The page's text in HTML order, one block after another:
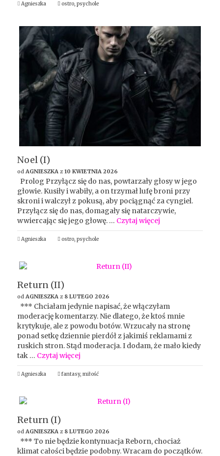
Agnieszka ostro, psychole
Noel (I)
od AGNIESZKA z 10 KWIETNIA 2026
Prolog Przyłącz się do nas, powtarzały głosy w jego
głowie. Kusiły i wabiły, a on trzymał lufę broni przy
skroni i walczył z pokusą, aby pociągnąć za cyngiel.
Przyłącz się do nas, domagały się natarczywie,
wwiercając się jego głowę. … Czytaj więcej
Agnieszka ostro, psychole
Return (II)
od AGNIESZKA z 8 LUTEGO 2026
*** Chciałam jedynie napisać, że włączyłam
moderację komentarzy. Nie dlatego, że ktoś mnie
krytykuje, ale z powodu botów. Wrzucały na stronę
ponad setkę dziennie pierdół z jakimiś reklamami z
ruskich stron. Stąd moderacja. I dodam, że mało kiedy
tak … Czytaj więcej
Agnieszka fantasy, miłość
Return (I)
od AGNIESZKA z 8 LUTEGO 2026
*** To nie będzie kontynuacja Reborn, chociaż
klimat całości będzie podobny. Wracam do początków.